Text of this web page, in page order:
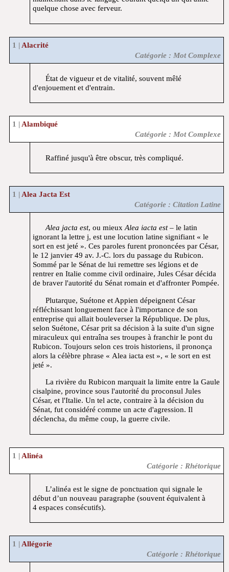
quelque chose avec ferveur.
Alacrité
Catégorie : Mot Complexe
État de vigueur et de vitalité, souvent mêlé
d'enjouement et d'entrain.
Alambiqué
Catégorie : Mot Complexe
Raffiné jusqu'à être obscur, très compliqué.
Alea Jacta Est
Catégorie : Citation Latine
Alea jacta est, ou mieuxAlea iacta est– le latin
ignorant la lettre j, est une locution latine signifiant « le
sort en est jeté ». Ces paroles furent prononcées par César,
le 12 janvier 49 av. J.-C. lors du passage du Rubicon.
Sommé par le Sénat de lui remettre ses légions et de
rentrer en Italie comme civil ordinaire, Jules César décida
de braver l'autorité du Sénat romain et d'affronter Pompée.
Plutarque, Suétone et Appien dépeignent César
réfléchissant longuement face à l'importance de son
entreprise qui allait bouleverser la République. De plus,
selon Suétone, César prit sa décision à la suite d'un signe
miraculeux qui entraîna ses troupes à franchir le pont du
Rubicon. Toujours selon ces trois historiens, il prononça
alors la célèbre phrase « Alea iacta est », « le sort en est
jeté ».
La rivière du Rubicon marquait la limite entre la Gaule
cisalpine, province sous l'autorité du proconsul Jules
César, et l'Italie. Un tel acte, contraire à la décision du
Sénat, fut considéré comme un acte d'agression. Il
déclencha, du même coup, la guerre civile.
Alinéa
Catégorie : Rhétorique
L’alinéa est le signe de ponctuation qui signale le
début d’un nouveau paragraphe (souvent équivalent à
4 espaces consécutifs).
Allégorie
Catégorie : Rhétorique